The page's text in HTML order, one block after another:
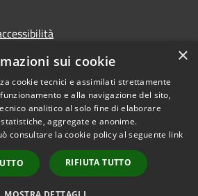
Copyright © 2026 • Comune di
Abbiategrasso • Powered by
Municipium•
Accesso
redazione
×
sui cookie
cookie tecnici e assimilati strettamente
e alla navigazione del sito,
analitico al solo fine di elaborare
aggregate e anonime.
consultare la cookie policy al seguente link
RIFIUTA TUTTO